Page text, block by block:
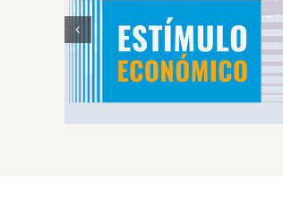
Estímulos Económicos para
Deportistas de Alto
Rendimiento IS2026